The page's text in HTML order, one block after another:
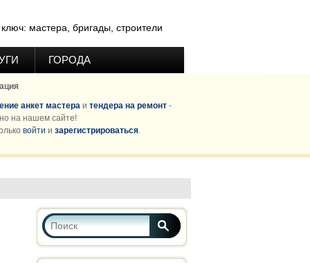
мастера, бригады, строители
ГОРОДА
анкет мастера и тендера на ремонт -
на нашем сайте!
войти и зарегистрироваться.
Форма поиска
Поиск